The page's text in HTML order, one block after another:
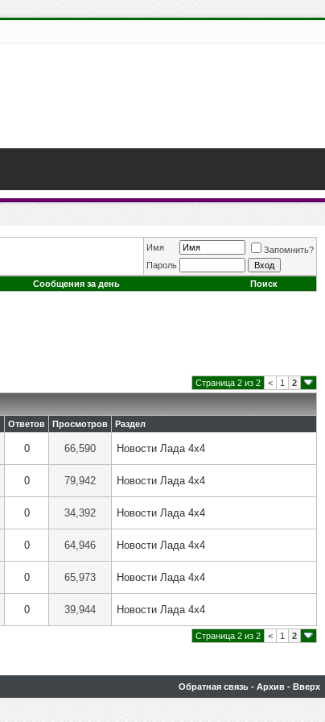
Имя
Запомнить?
Пароль
Сообщения за день Поиск
Страница 2 из 2 < 1 2
Ответов Просмотров Раздел
0 66,590 Новости Лада 4х4
0 79,942 Новости Лада 4х4
0 34,392 Новости Лада 4х4
0 64,946 Новости Лада 4х4
0 65,973 Новости Лада 4х4
0 39,944 Новости Лада 4х4
Страница 2 из 2 < 1 2
Обратная связь - Архив - Вверх